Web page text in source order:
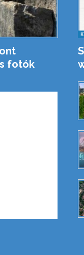
fotók